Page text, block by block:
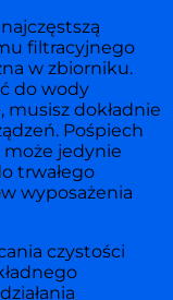
filtracyjnego
w zbiorniku.
do wody
dokładnie
Pośpiech
jedynie
trwałego
wyposażenia
czystości